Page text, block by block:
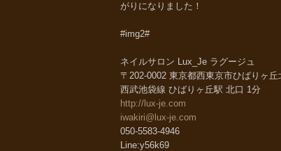
がりになりました！
#img2#
ネイルサロン Lux_Je ラグージュ
〒202-0002 東京都西東京市ひばりヶ
西武池袋線 ひばりヶ丘駅 北口 1分
http://lux-je.com
iwakiri@lux-je.com
050-5583-4946
Line:y56k69